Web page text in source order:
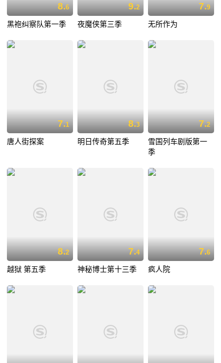
8.6
黑袍纠察队第一季
9.2
夜魔侠第三季
7.9
无所作为
7.1
唐人街探案
8.3
明日传奇第五季
7.2
雪国列车剧版第一
季
8.2
越狱 第五季
7.4
神秘博士第十三季
7.6
疯人院